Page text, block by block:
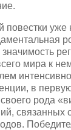
повестки
мира к
в
рода
связанных